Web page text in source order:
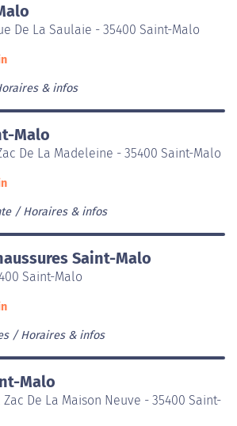
De La Saulaie - 35400 Saint-Malo
& infos
Malo
De La Madeleine - 35400 Saint-Malo
Horaires & infos
Saint-Malo
Saint-Malo
Horaires & infos
Malo
De La Maison Neuve - 35400 Saint-